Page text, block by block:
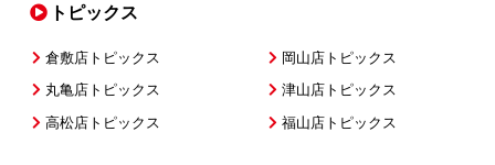
トピックス
倉敷店トピックス
丸亀店トピックス
高松店トピックス
岡山店トピックス
津山店トピックス
福山店トピックス